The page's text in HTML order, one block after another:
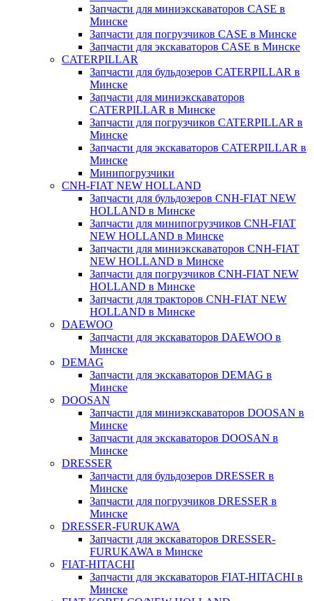
Запчасти для миниэкскаваторов CASE в
Минске
Запчасти для погрузчиков CASE в Минске
Запчасти для экскаваторов CASE в Минске
CATERPILLAR
Запчасти для бульдозеров CATERPILLAR в
Минске
Запчасти для миниэкскаваторов
CATERPILLAR в Минске
Запчасти для погрузчиков CATERPILLAR в
Минске
Запчасти для экскаваторов CATERPILLAR в
Минскe
Минипогрузчики
CNH-FIAT NEW HOLLAND
Запчасти для бульдозеров CNH-FIAT NEW
HOLLAND в Минске
Запчасти для минипогрузчиков CNH-FIAT
NEW HOLLAND в Минске
Запчасти для миниэкскаваторов CNH-FIAT
NEW HOLLAND в Минске
Запчасти для погрузчиков CNH-FIAT NEW
HOLLAND в Минске
Запчасти для тракторов CNH-FIAT NEW
HOLLAND в Минске
DAEWOO
Запчасти для экскаваторов DAEWOO в
Минске
DEMAG
Запчасти для экскаваторов DEMAG в
Минске
DOOSAN
Запчасти для миниэкскаваторов DOOSAN в
Минске
Запчасти для экскаваторов DOOSAN в
Минске
DRESSER
Запчасти для бульдозеров DRESSER в
Минске
Запчасти для погрузчиков DRESSER в
Минске
DRESSER-FURUKAWA
Запчасти для экскаваторов DRESSER-
FURUKAWA в Минске
FIAT-HITACHI
Запчасти для экскаваторов FIAT-HITACHI в
Минске